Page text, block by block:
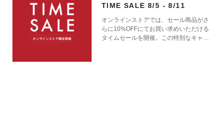
TIME SALE 8/5 - 8/11
オンラインストアでは、セール商品がさ
らに10%OFFにてお買い求めいただける
タイムセールを開催。この特別なキャン